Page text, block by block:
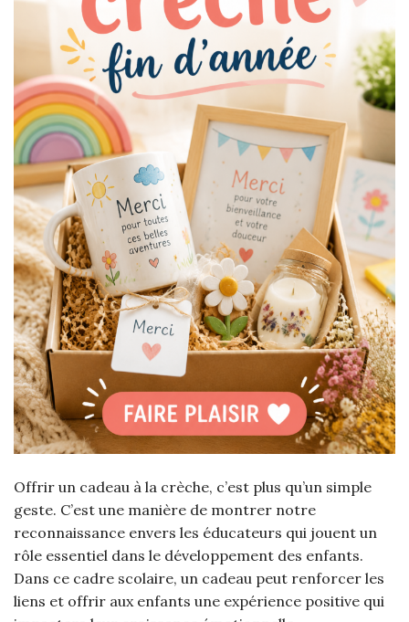
Offrir un cadeau à la crèche, c’est plus qu’un simple
geste. C’est une manière de montrer notre
reconnaissance envers les éducateurs qui jouent un
rôle essentiel dans le développement des enfants.
Dans ce cadre scolaire, un cadeau peut renforcer les
liens et offrir aux enfants une expérience positive qui